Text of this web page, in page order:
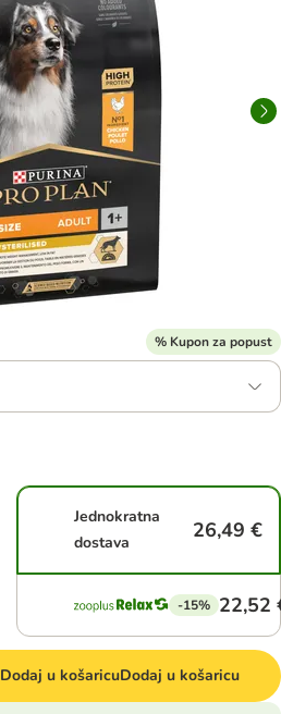
% Kupon za popust
Jednokratna
dostava
26,49 €
-15% 22,52
Dodaj u košaricuDodaj u košaricu